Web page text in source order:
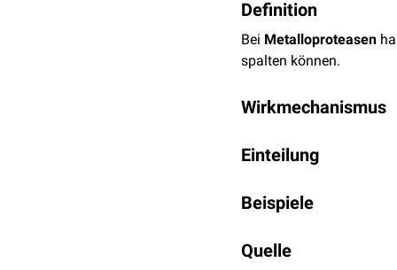
Definition
Bei Metalloproteasen
spalten können.
Wirkmechanismus
dieses häufig ein
Carbonylgruppe
Einteilung
größere Familien sieht
Zink-
Beispiele
Aminopeptidase A
Quelle